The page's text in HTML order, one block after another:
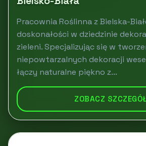
Pracownia Roślinna z Bielska-
doskonałości w dziedzinie
zieleni. Specjalizując się w
niepowtarzalnych dekoracji
łączy naturalne piękno z...
ZOBACZ